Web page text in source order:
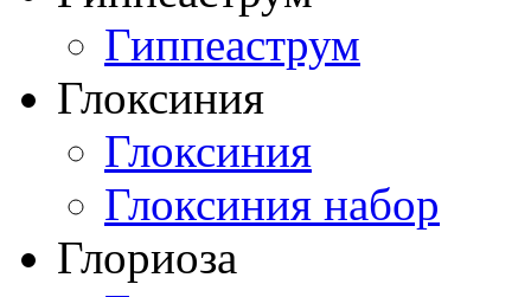
Гиппеаструм
Глоксиния
Глоксиния
Глоксиния набор
Глориоза